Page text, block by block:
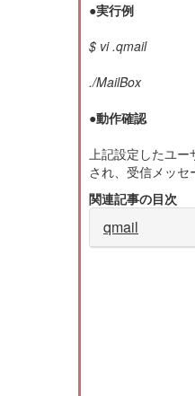
●実行例
$ vi .qmail
./MailBox
●動作確認
上記設定したユー
され、受信メッセ
関連記事の目次
qmail